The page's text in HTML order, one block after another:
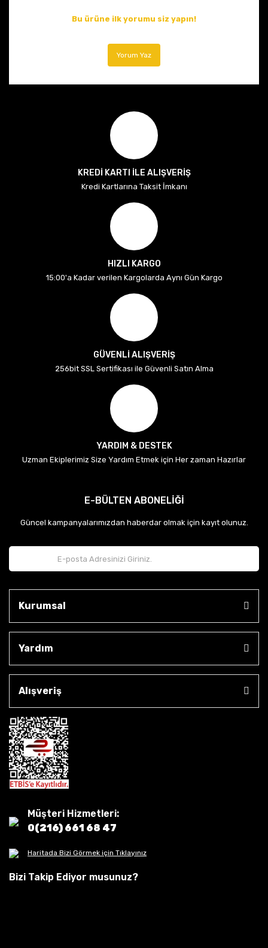
Bu ürüne ilk yorumu siz yapın!
Yorum Yaz
KREDİ KARTI İLE ALIŞVERİŞ
Kredi Kartlarına Taksit İmkanı
HIZLI KARGO
15:00'a Kadar verilen Kargolarda Aynı Gün Kargo
GÜVENLİ ALIŞVERİŞ
256bit SSL Sertifikası ile Güvenli Satın Alma
YARDIM & DESTEK
Uzman Ekiplerimiz Size Yardım Etmek için Her zaman Hazırlar
E-BÜLTEN ABONELİĞİ
Güncel kampanyalarımızdan haberdar olmak için kayıt olunuz.
Kurumsal
Yardım
Alışveriş
Müşteri Hizmetleri:
0(216) 661 68 47
Haritada Bizi Görmek için Tıklayınız
Bizi Takip Ediyor musunuz?